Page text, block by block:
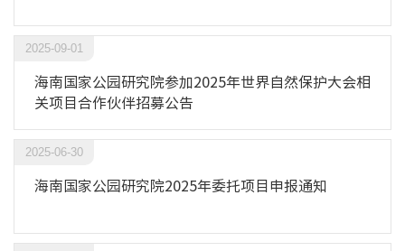
2025-09-01
海南国家公园研究院参加2025年世界自然保护大会相
关项目合作伙伴招募公告
2025-06-30
海南国家公园研究院2025年委托项目申报通知